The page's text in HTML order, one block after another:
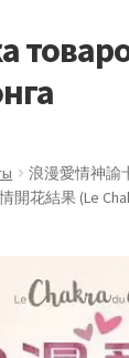
浪漫愛情神諭
開花結果 (Le